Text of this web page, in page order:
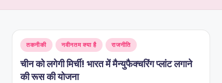
और
विश्व
Posted
in
तकनीकी नवीनतम क्या है राजनीति
चीन को लगेगी मिर्ची! भारत में मैन्‍युफैक्‍चरिंग प्लांट लगाने
की रूस की योजना